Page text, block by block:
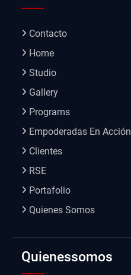
Contacto
Home
Studio
Gallery
Programs
Empoderadas En Acción
Clientes
RSE
Portafolio
Quienes Somos
Quienessomos